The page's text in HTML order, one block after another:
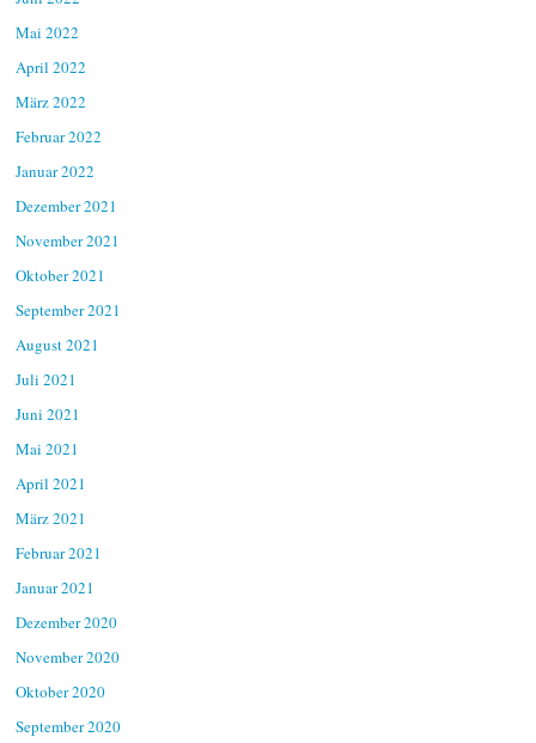
Mai 2022
April 2022
März 2022
Februar 2022
Januar 2022
Dezember 2021
November 2021
Oktober 2021
September 2021
August 2021
Juli 2021
Juni 2021
Mai 2021
April 2021
März 2021
Februar 2021
Januar 2021
Dezember 2020
November 2020
Oktober 2020
September 2020